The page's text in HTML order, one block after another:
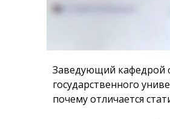
Заведующий кафедрой
государственного
почему отличается